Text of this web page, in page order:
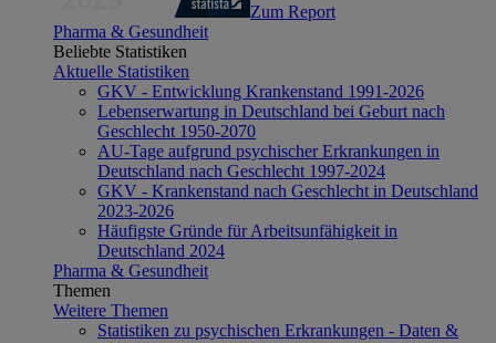
Zum Report
Pharma & Gesundheit
Beliebte Statistiken
Aktuelle Statistiken
GKV - Entwicklung Krankenstand 1991-2026
Lebenserwartung in Deutschland bei Geburt nach
Geschlecht 1950-2070
AU-Tage aufgrund psychischer Erkrankungen in
Deutschland nach Geschlecht 1997-2024
GKV - Krankenstand nach Geschlecht in Deutschland
2023-2026
Häufigste Gründe für Arbeitsunfähigkeit in
Deutschland 2024
Pharma & Gesundheit
Themen
Weitere Themen
Statistiken zu psychischen Erkrankungen - Daten &